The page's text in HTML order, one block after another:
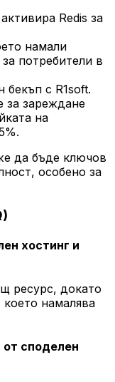
Redis за
намали
потребители в
с R1soft.
за зареждане
на
да бъде ключов
особено за
хостинг и
ресурс, докато
което намалява
споделен